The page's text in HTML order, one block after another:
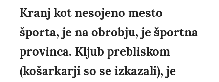
Kranj kot nesojeno mesto
športa, je na obrobju, je športna
provinca. Kljub prebliskom
(košarkarji so se izkazali), je